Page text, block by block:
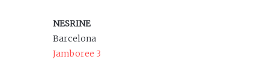
NESRINE
Barcelona
Jamboree 3